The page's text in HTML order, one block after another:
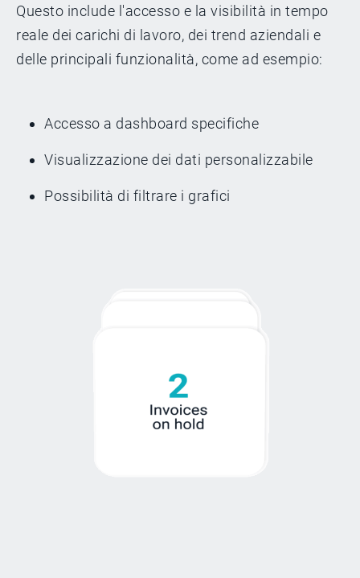
Questo include l'accesso e la visibilità in tempo
reale dei carichi di lavoro, dei trend aziendali e
delle principali funzionalità, come ad esempio:
Accesso a dashboard specifiche
Visualizzazione dei dati personalizzabile
Possibilità di filtrare i grafici